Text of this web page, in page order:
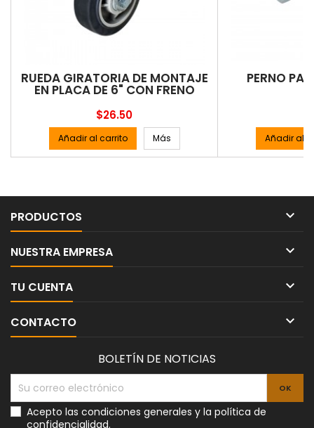
RUEDA GIRATORIA DE MONTAJE
EN PLACA DE 6" CON FRENO
Precio
$26.50
Añadir al carrito Más
PERNO
Añadir al
PRODUCTOS 
NUESTRA EMPRESA 
TU CUENTA 
CONTACTO 
BOLETÍN DE NOTICIAS
Acepto las condiciones generales y la política de
confidencialidad.